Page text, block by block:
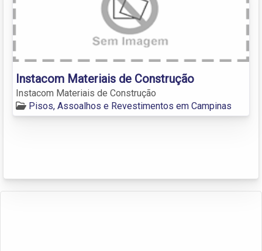
Instacom Materiais de Construção
Instacom Materiais de Construção
Pisos, Assoalhos e Revestimentos em Campinas